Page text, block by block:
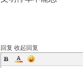
回复 收起回复